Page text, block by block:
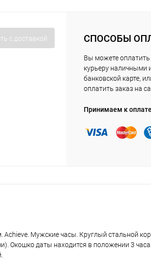
c доставкой СПОСОБЫ
Вы можете оплатить
курьеру наличными
банковской карте,
оплатить заказ на
Принимаем к оплате
Мужские часы. Круглый стальной
Окошко даты находится в положении 3